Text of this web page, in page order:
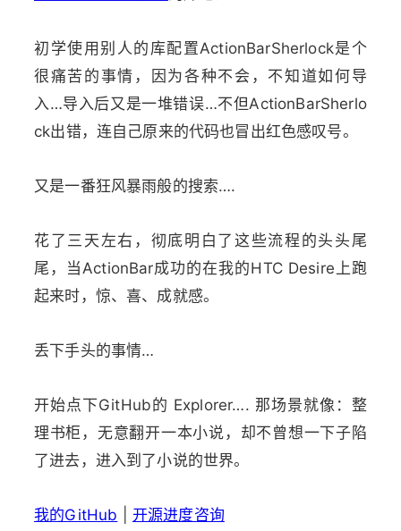
初学使用别人的库配置ActionBarSherlock是个
很痛苦的事情，因为各种不会，不知道如何导
入…导入后又是一堆错误…不但ActionBarSherlo
ck出错，连自己原来的代码也冒出红色感叹号。
又是一番狂风暴雨般的搜索….
花了三天左右，彻底明白了这些流程的头头尾
尾，当ActionBar成功的在我的HTC Desire上跑
起来时，惊、喜、成就感。
丢下手头的事情…
开始点下GitHub的 Explorer…. 那场景就像：整
理书柜，无意翻开一本小说，却不曾想一下子陷
了进去，进入到了小说的世界。
我的GitHub 开源进度咨询